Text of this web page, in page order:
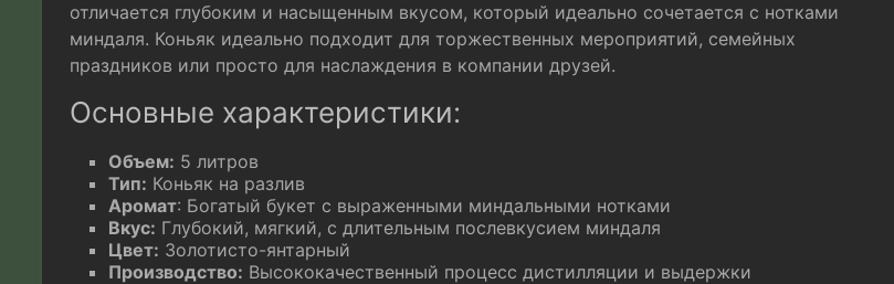
отличается глубоким и насыщенным вкусом, который идеально сочетается с нотками
миндаля. Коньяк идеально подходит для торжественных мероприятий, семейных
праздников или просто для наслаждения в компании друзей.
Основные характеристики:
Объем: 5 литров
Тип: Коньяк на разлив
Аромат: Богатый букет с выраженными миндальными нотками
Вкус: Глубокий, мягкий, с длительным послевкусием миндаля
Цвет: Золотисто-янтарный
Производство: Высококачественный процесс дистилляции и выдержки